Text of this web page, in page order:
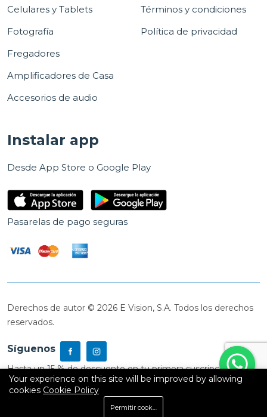
Celulares y Tablets
Fotografía
Fregadores
Amplificadores de Casa
Accesorios de audio
Términos y condiciones
Política de privacidad
Instalar app
Desde App Store o Google Play
Pasarelas de pago seguras
Derechos de autor © 2026 E Vision, S.A. Todos los derechos
reservados.
Síguenos
Hasta un 15 % de descuento en tu primera suscripción
Carrito
Your experience on this site will be improved by allowing
cookies Cookie Policy
Permitir cookies